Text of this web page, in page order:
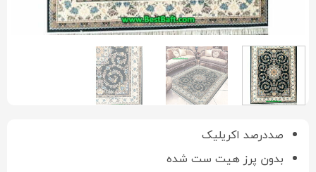
صددرصد اکریلیک
بدون پرز هیت ست شده